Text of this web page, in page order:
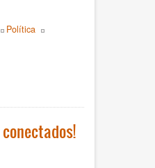
Política